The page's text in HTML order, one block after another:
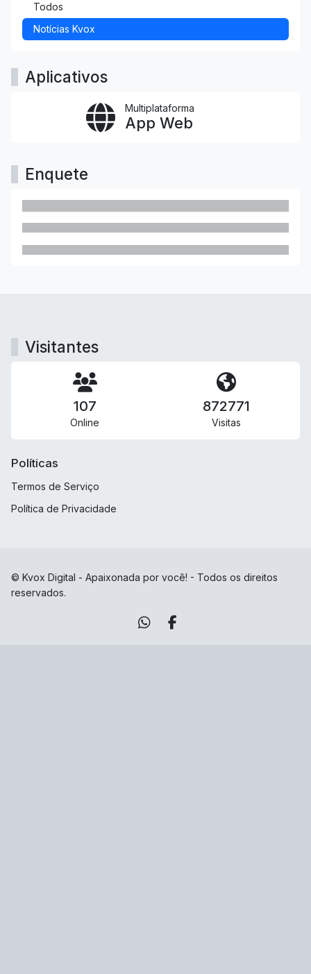
Todos
Notícias Kvox
Aplicativos
Multiplataforma
App Web
Enquete
Visitantes
107
Online
872771
Visitas
Políticas
Termos de Serviço
Política de Privacidade
© Kvox Digital - Apaixonada por você! - Todos os direitos
reservados.